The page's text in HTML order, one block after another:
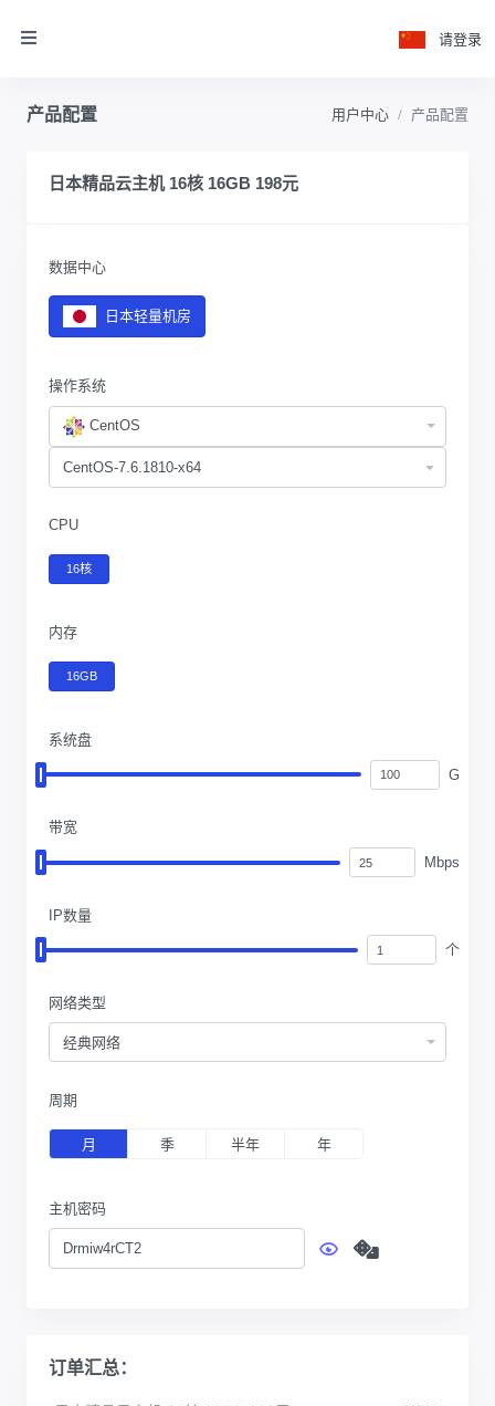
请登录
产品配置 用户中心 产品配置
日本精品云主机 16核 16GB 198元
数据中心
日本轻量机房
操作系统
CentOS
CPU
16核
内存
16GB
系统盘
G
带宽
Mbps
IP数量
个
网络类型
经典网络
周期
月 季 半年 年
主机密码
订单汇总：